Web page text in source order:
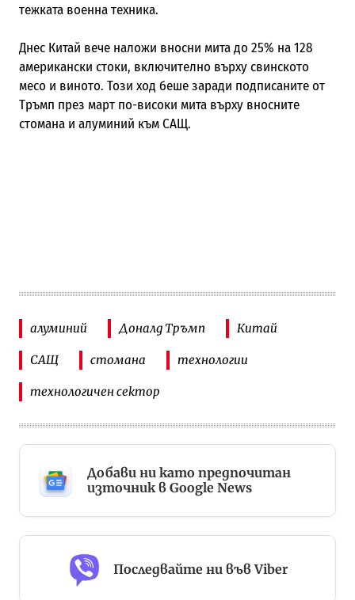
тежката военна техника.
Днес Китай вече наложи вносни мита до 25% на 128
американски стоки, включително върху свинското
месо и виното. Този ход беше заради подписаните от
Тръмп през март по-високи мита върху вносните
стомана и алуминий към САЩ.
алуминий Доналд Тръмп Китай
САЩ стомана технологии
технологичен сектор
Добави ни като предпочитан
източник в Google News
Последвайте ни във Viber